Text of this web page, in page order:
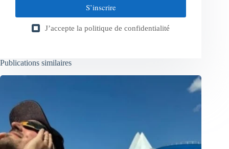
S’inscrire
J’accepte la politique de confidentialité
Publications similaires